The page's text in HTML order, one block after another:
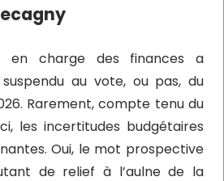
en charge des finances a
au vote, ou pas, du
Rarement, compte tenu du
les incertitudes budgétaires
Oui, le mot prospective
de relief à l’aulne de la